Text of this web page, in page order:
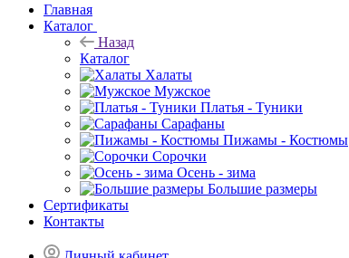
Главная
Каталог
Назад
Каталог
Халаты
Мужское
Платья - Туники
Сарафаны
Пижамы - Костюмы
Сорочки
Oсень - зима
Большие размеры
Сертификаты
Контакты